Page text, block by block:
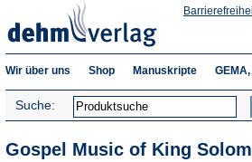
Wir über uns Shop Manuskripte
Suche:
Gospel Music of King